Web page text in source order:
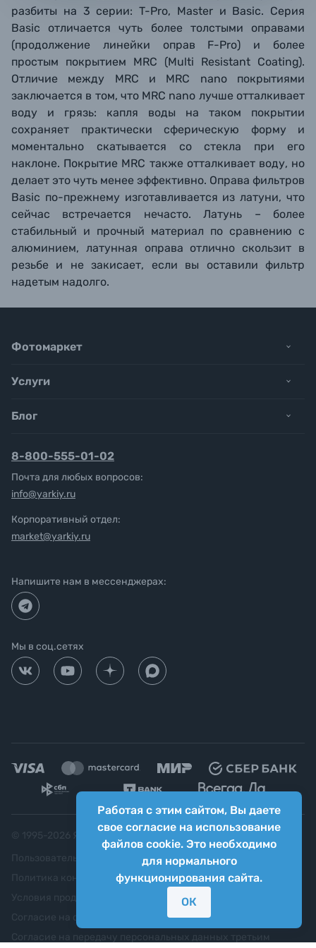
разбиты на 3 серии: T-Pro, Master и Basic. Серия
Basic отличается чуть более толстыми оправами
(продолжение линейки оправ F-Pro) и более
простым покрытием MRC (Multi Resistant Coating).
Отличие между MRC и MRC nano покрытиями
заключается в том, что MRC nano лучше отталкивает
воду и грязь: капля воды на таком покрытии
сохраняет практически сферическую форму и
моментально скатывается со стекла при его
наклоне. Покрытие MRC также отталкивает воду, но
делает это чуть менее эффективно. Оправа фильтров
Basic по-прежнему изготавливается из латуни, что
сейчас встречается нечасто. Латунь – более
стабильный и прочный материал по сравнению с
алюминием, латунная оправа отлично скользит в
резьбе и не закисает, если вы оставили фильтр
надетым надолго.
Работая с этим сайтом, Вы даете
свое согласие на использование
файлов cookie. Это необходимо
для нормального
функционирования сайта.
ОК
Фотомаркет
Услуги
Блог
8-800-555-01-02
Почта для любых вопросов:
info@yarkiy.ru
Корпоративный отдел:
market@yarkiy.ru
Напишите нам в мессенджерах:
Мы в соц.сетях
Яркий фотомаркет ("Яркий Мир")
Пользовательское соглашение
Политика конфиденциальности
Согласие на обработку персональных данных
Согласие на передачу персональных данных третьим